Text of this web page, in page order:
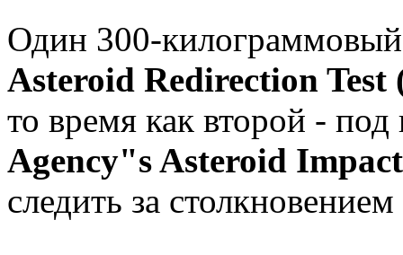
Один 300-
Asteroid Redirection Test
то время как второй -
Agency"s Asteroid
следить за